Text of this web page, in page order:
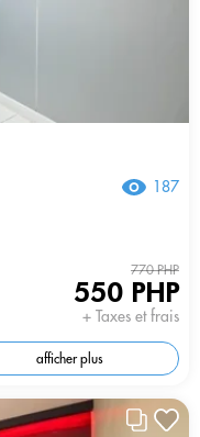
187
770 PHP
550 PHP
+ Taxes et frais
afficher plus